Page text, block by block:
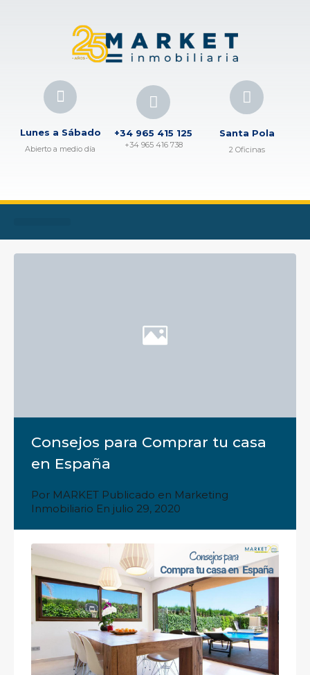
Lunes a Sábado
Abierto a medio día
+34 965 415 125
+34 965 416 738
Santa Pola
2 Oficinas
Consejos para Comprar tu casa
en España
Por MARKET Publicado en Marketing
Inmobiliario En julio 29, 2020